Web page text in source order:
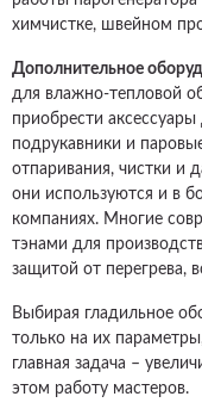
химчистке, швейном
Дополнительное
для влажно-тепловой
приобрести
подрукавники и
отпаривания, чистки и
они используются и в
компаниях. Многие
тэнами для
защитой от перегрева,
Выбирая гладильное
только на их
главная задача –
этом работу мастеров.